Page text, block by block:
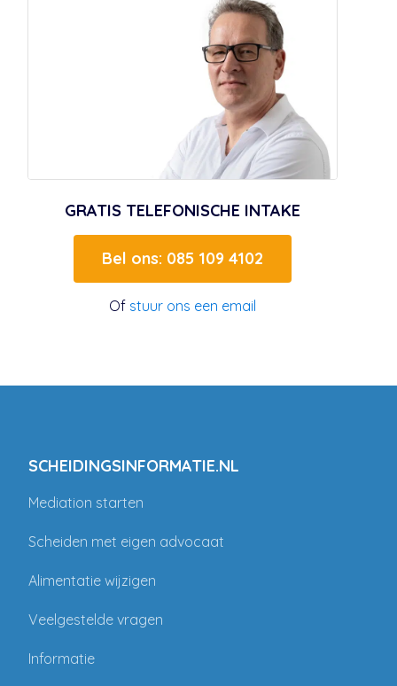
GRATIS TELEFONISCHE INTAKE
Bel ons: 085 109 4102
Of stuur ons een email
SCHEIDINGSINFORMATIE.NL
Mediation starten
Scheiden met eigen advocaat
Alimentatie wijzigen
Veelgestelde vragen
Informatie